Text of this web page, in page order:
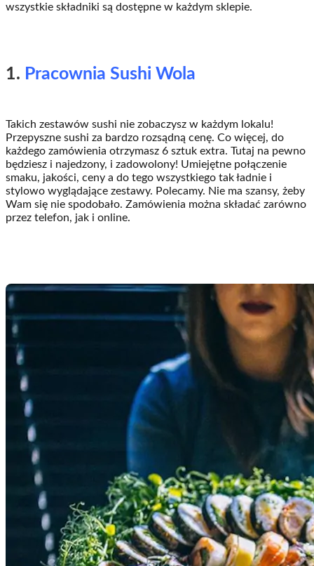
wszystkie składniki są dostępne w każdym sklepie.
1. Pracownia Sushi Wola
Takich zestawów sushi nie zobaczysz w każdym lokalu!
Przepyszne sushi za bardzo rozsądną cenę. Co więcej, do
każdego zamówienia otrzymasz 6 sztuk extra. Tutaj na pewno
będziesz i najedzony, i zadowolony! Umiejętne połączenie
smaku, jakości, ceny a do tego wszystkiego tak ładnie i
stylowo wyglądające zestawy. Polecamy. Nie ma szansy, żeby
Wam się nie spodobało. Zamówienia można składać zarówno
przez telefon, jak i online.